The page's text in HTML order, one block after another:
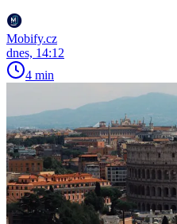
Mobify.cz
dnes, 14:12
4 min